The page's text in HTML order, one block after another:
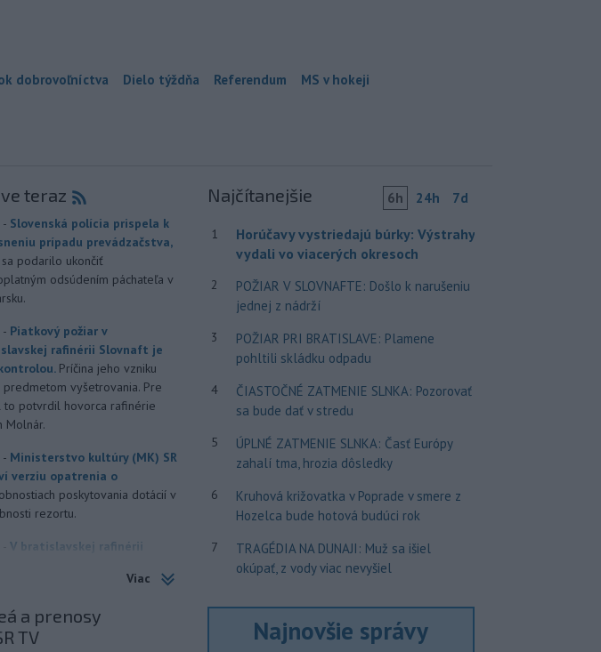
dobrovoľníctva Dielo týždňa Referendum MS v hokeji
teraz
- Slovenská polícia prispela k
prípadu prevádzačstva,
podarilo ukončiť
odsúdením páchateľa v
- Piatkový požiar v
rafinérii Slovnaft je
Príčina jeho vzniku
predmetom vyšetrovania. Pre
to potvrdil hovorca rafinérie
Molnár.
- Ministerstvo kultúry (MK) SR
verziu opatrenia o
poskytovania dotácií v
rezortu.
V bratislavskej rafinérii
TASR o tom informovala
Viac
a prenosy
TV
Najčítanejšie 6h 24h 7d
1
Horúčavy vystriedajú búrky: Výstrahy
vydali vo viacerých okresoch
2
POŽIAR V SLOVNAFTE: Došlo k narušeniu
jednej z nádrží
3
POŽIAR PRI BRATISLAVE: Plamene
pohltili skládku odpadu
4
ČIASTOČNÉ ZATMENIE SLNKA: Pozorovať
sa bude dať v stredu
5
ÚPLNÉ ZATMENIE SLNKA: Časť Európy
zahalí tma, hrozia dôsledky
6
Kruhová križovatka v Poprade v smere z
Hozelca bude hotová budúci rok
7
TRAGÉDIA NA DUNAJI: Muž sa išiel
okúpať, z vody viac nevyšiel
Najnovšie správy